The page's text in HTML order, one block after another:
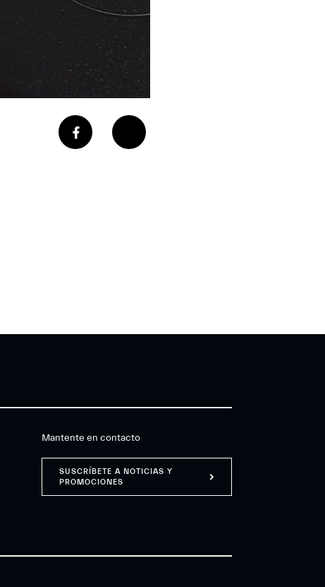
Mantente en contacto
SUSCRÍBETE A NOTICIAS Y
PROMOCIONES